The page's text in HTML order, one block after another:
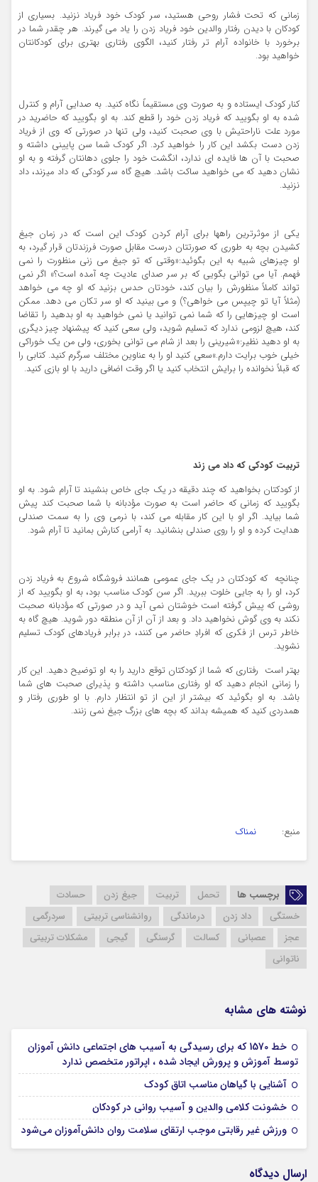
زمانی که تحت فشار روحی هستید، سر کودک خود فریاد نزنید. بسیاری از
کودکان با دیدن رفتار والدین خود فریاد زدن را یاد می گیرند. هر چقدر شما در
برخورد با خانواده آرام تر رفتار کنید، الگوی رفتاری بهتری برای کودکانتان
خواهید بود.
کنار کودک ایستاده و به صورت وی مستقیماً نگاه کنید. به صدایی آرام و کنترل
شده به او بگویید که فریاد زدن خود را قطع کند. به او بگویید که حاضرید در
مورد علت ناراحتیش با وی صحبت کنید، ولی تنها در صورتی که وی از فریاد
زدن دست بکشد این کار را خواهید کرد. اگر کودک شما سن پایینی داشته و
صحبت با آن ها فایده ای ندارد، انگشت خود را جلوی دهانتان گرفته و به او
نشان دهید که می خواهید ساکت باشد. هیچ گاه سر کودکی که داد میزند، داد
نزنید.
یکی از موثرترین راهها برای آرام کردن کودک این است که در زمان جیغ
کشیدن بچه به طوری که صورتتان درست مقابل صورت فرزندتان قرار گیرد، به
او چیزهای شبیه به این بگوئید:«وقتی که تو جیغ می زنی منظورت را نمی
فهمم. آیا می توانی بگویی که بر سر صدای عادیت چه آمده است؟» اگر نمی
تواند کاملاً منظورش را بیان کند، خودتان حدس بزنید که او چه می خواهد
(مثلاً آیا تو چیپس می خواهی؟) و می بینید که او سر تکان می دهد. ممکن
است او چیزهایی را که شما نمی توانید یا نمی خواهید به او بدهید را تقاضا
کند، هیچ لزومی ندارد که تسلیم شوید، ولی سعی کنید که پیشنهاد چیز دیگری
به او دهید نظیر:«شیرینی را بعد از شام می توانی بخوری، ولی من یک خوراکی
خیلی خوب برایت دارم.»سعی کنید او را به عناوین مختلف سرگرم کنید. کتابی را
که قبلاً نخوانده را برایش انتخاب کنید یا اگر وقت اضافی دارید با او بازی کنید.
تربیت کودکی که داد می زند
از کودکتان بخواهید که چند دقیقه در یک جای خاص بنشیند تا آرام شود. به او
بگویید که زمانی که حاضر است به صورت مؤدبانه با شما صحبت کند پیش
شما بیاید. اگر او با این کار مقابله می کند، با نرمی وی را به سمت صندلی
هدایت کرده و او را روی صندلی بنشانید. به آرامی کنارش بمانید تا آرام شود.
چنانچه که کودکتان در یک جای عمومی همانند فروشگاه شروع به فریاد زدن
کرد، او را به جایی خلوت ببرید. اگر سن کودک مناسب بود، به او بگویید که از
روشی که پیش گرفته است خوشتان نمی آید و در صورتی که مؤدبانه صحبت
نکند به وی گوش نخواهید داد. و بعد از آن از آن منطقه دور شوید. هیچ گاه به
خاطر ترس از فکری که افرادِ حاضر می کنند، در برابر فریادهای کودک تسلیم
نشوید.
بهتر است رفتاری که شما از کودکتان توقع دارید را به او توضیح دهید. این کار
را زمانی انجام دهید که او رفتاری مناسب داشته و پذیرای صحبت های شما
باشد. به او بگوئید که بیشتر از این از تو انتظار دارم. با او طوری رفتار و
همدردی کنید که همیشه بداند که بچه های بزرگ جیغ نمی زنند.
منبع: نمناک
برچسب ها تحمل تربیت جیغ زدن
حسادت
خستگی
داد زدن درماندگی روانشناسی تربیتی
سردرگمی
عجز
عصبانی کسالت گرسنگی گیجی
مشکلات تربیتی
ناتوانی
نوشته های مشابه
خط 1570 که برای رسیدگی به آسیب های اجتماعی دانش آموزان
توسط آموزش و پرورش ایجاد شده ، اپراتور متخصص ندارد
آشنایی با گیاهان مناسب اتاق کودک
خشونت کلامی والدین و آسیب روانی در کودکان
ورزش غیر رقابتی موجب ارتقای سلامت روان دانش‌آموزان می‌شود
ارسال دیدگاه